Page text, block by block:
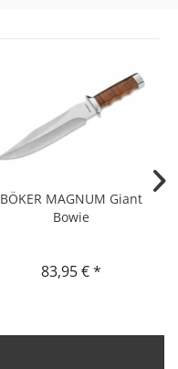
BÖKER MAGNUM Giant
Bowie
83,95 € *